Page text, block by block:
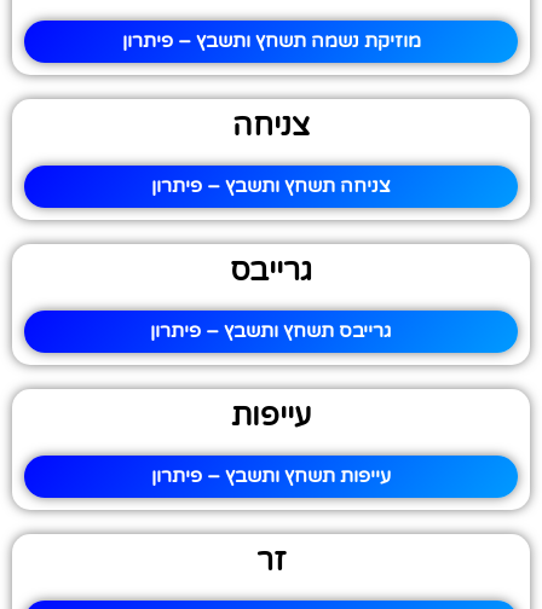
מוזיקת נשמה תשחץ ותשבץ – פיתרון
צניחה
צניחה תשחץ ותשבץ – פיתרון
גרייבס
גרייבס תשחץ ותשבץ – פיתרון
עייפות
עייפות תשחץ ותשבץ – פיתרון
זר